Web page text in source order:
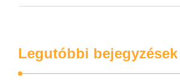
Legutóbbi bejegyzések